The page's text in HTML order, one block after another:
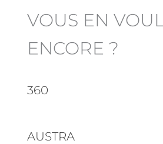
VOUS EN
ENCORE ?
360
AUSTRA